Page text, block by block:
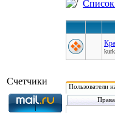
Счетчики Пользователи
Права